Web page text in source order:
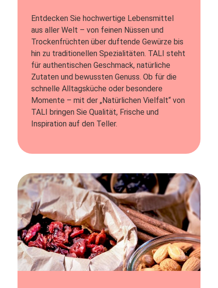
Entdecken Sie hochwertige Lebensmittel
aus aller Welt – von feinen Nüssen und
Trockenfrüchten über duftende Gewürze bis
hin zu traditionellen Spezialitäten. TALI steht
für authentischen Geschmack, natürliche
Zutaten und bewussten Genuss. Ob für die
schnelle Alltagsküche oder besondere
Momente – mit der „Natürlichen Vielfalt“ von
TALI bringen Sie Qualität, Frische und
Inspiration auf den Teller.